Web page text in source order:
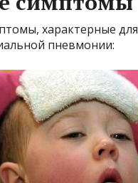
характерные для
пневмонии: